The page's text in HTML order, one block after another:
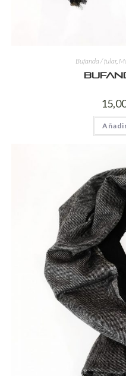
Bufanda / fular,